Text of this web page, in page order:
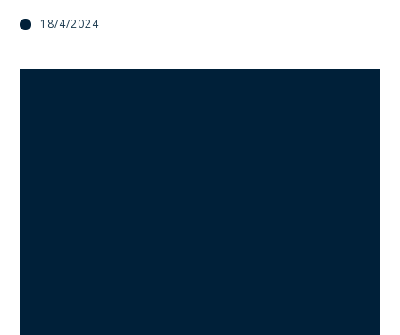
18/4/2024